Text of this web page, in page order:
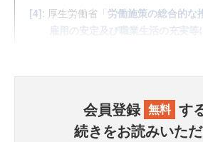
[4]: 厚生労働省「 労働施策の総合的な
雇用の安定及び職業生活の充実等
会員登録 無料 す
続きをお読みいた